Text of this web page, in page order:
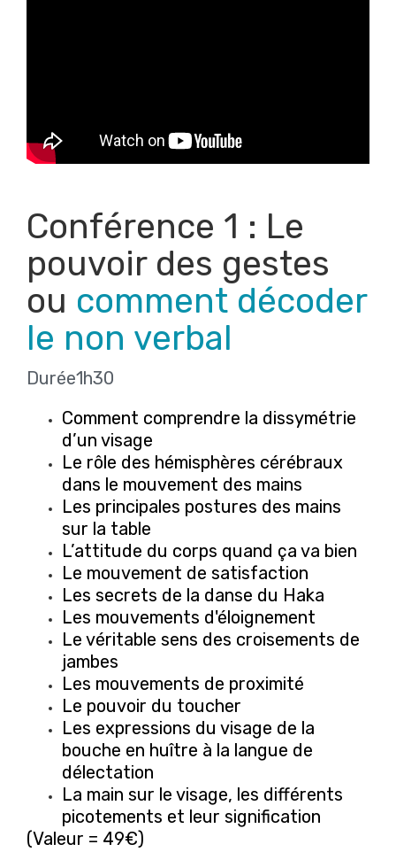
Conférence 1 : Le
pouvoir des gestes
ou comment décoder
le non verbal
Durée1h30
Comment comprendre la dissymétrie
d’un visage
Le rôle des hémisphères cérébraux
dans le mouvement des mains
Les principales postures des mains
sur la table
L’attitude du corps quand ça va bien
Le mouvement de satisfaction
Les secrets de la danse du Haka
Les mouvements d'éloignement
Le véritable sens des croisements de
jambes
Les mouvements de proximité
Le pouvoir du toucher
Les expressions du visage de la
bouche en huître à la langue de
délectation
La main sur le visage, les différents
picotements et leur signification
(Valeur = 49€)